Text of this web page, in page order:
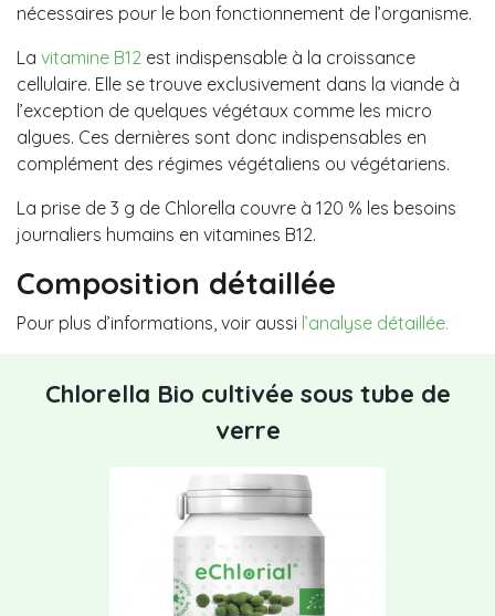
nécessaires pour le bon fonctionnement de l’organisme.
La vitamine B12 est indispensable à la croissance
cellulaire. Elle se trouve exclusivement dans la viande à
l’exception de quelques végétaux comme les micro
algues. Ces dernières sont donc indispensables en
complément des régimes végétaliens ou végétariens.
La prise de 3 g de Chlorella couvre à 120 % les besoins
journaliers humains en vitamines B12.
Composition détaillée
Pour plus d’informations, voir aussi l’analyse détaillée.
Chlorella Bio cultivée sous tube de
verre